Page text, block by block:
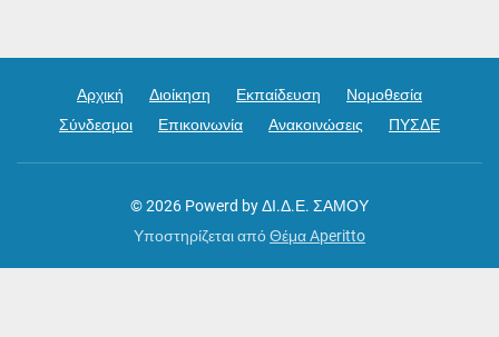
Αρχική Διοίκηση Εκπαίδευση
Νομοθεσία
Σύνδεσμοι
Επικοινωνία Ανακοινώσεις ΠΥΣΔΕ
© 2026 Powerd by ΔΙ.Δ.Ε. ΣΑΜΟΥ
Υποστηρίζεται απόΘέμα Aperitto